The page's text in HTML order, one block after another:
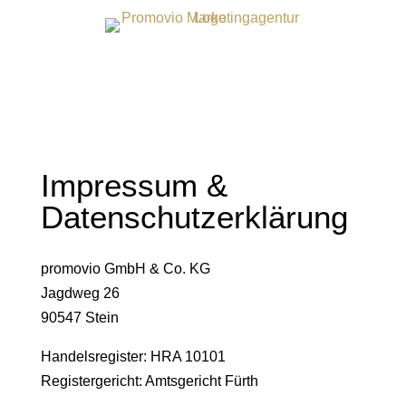
Impressum &
Datenschutzerklärung
promovio GmbH & Co. KG
Jagdweg 26
90547 Stein
Handelsregister: HRA 10101
Registergericht: Amtsgericht Fürth